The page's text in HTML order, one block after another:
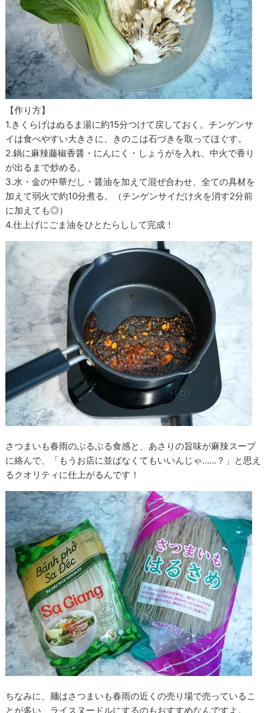
【作り方】
1.きくらげはぬるま湯に約15分つけて戻しておく。チンゲンサ
イは食べやすい大きさに、きのこは石づきを取ってほぐす。
2.鍋に麻辣藤椒香醤・にんにく・しょうがを入れ、中火で香り
が出るまで炒める。
3.水・金の中華だし・醤油を加えて混ぜ合わせ、全ての具材を
加えて弱火で約10分煮る。（チンゲンサイだけ火を消す2分前
に加えても◎）
4.仕上げにごま油をひとたらしして完成！
さつまいも春雨のぶるぶる食感と、あさりの旨味が麻辣スープ
に絡んで、「もうお店に並ばなくてもいいんじゃ……？」と思え
るクオリティに仕上がるんです！
ちなみに、麺はさつまいも春雨の近くの売り場で売っているこ
とが多い、ライスヌードルにするのもおすすめなんですよ。